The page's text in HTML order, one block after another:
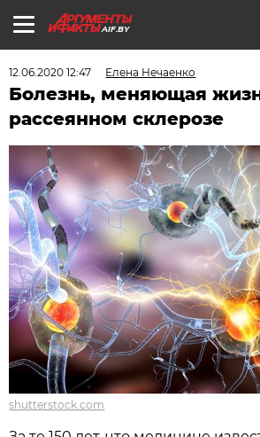
AIF.BY
12.06.2020 12:47 Елена Нечаенко
Болезнь, меняющая
рассеянном склерозе
shutterstock.com